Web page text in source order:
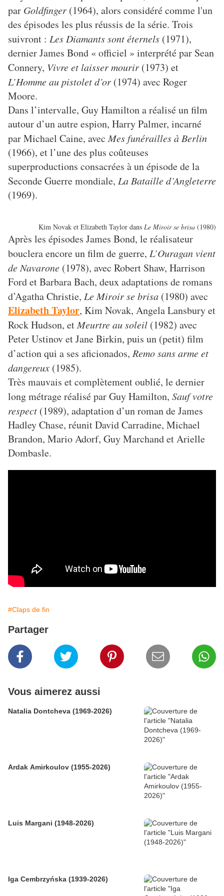
par Goldfinger (1964), alors considéré comme l'un
des épisodes les plus réussis de la série. Trois
suivront : Les Diamants sont éternels (1971),
dernier James Bond « officiel » interprété par Sean
Connery, Vivre et laisser mourir (1973) et
L’Homme au pistolet d’or (1974) avec Roger
Moore.
Dans l’intervalle, Guy Hamilton a réalisé un film
autour d’un autre espion, Harry Palmer, incarné
par Michael Caine, avecMes funérailles à Berlin
(1966), et l’une des plus coûteuses
superproductions consacrées à un épisode de la
Seconde Guerre mondiale, La Bataille d’Angleterre
(1969).
Kim Novak et Elizabeth Taylor dans Le Miroir se brisa (1980)
Après les épisodes James Bond, le réalisateur
bouclera encore un film de guerre, L’Ouragan vient
de Navarone (1978), avec Robert Shaw, Harrison
Ford et Barbara Bach, deux adaptations de romans
d’Agatha Christie, Le Miroir se brisa (1980) avec
Elizabeth Taylor, Kim Novak, Angela Lansbury et
Rock Hudson, etMeurtre au soleil (1982) avec
Peter Ustinov et Jane Birkin, puis un (petit) film
d’action qui a ses aficionados, Remo sans arme et
dangereux (1985).
Très mauvais et complètement oublié, le dernier
long métrage réalisé par Guy Hamilton, Sauf votre
respect (1989), adaptation d’un roman de James
Hadley Chase, réunit David Carradine, Michael
Brandon, Mario Adorf, Guy Marchand et Arielle
Dombasle.
#Claps de fin
Partager
Vous aimerez aussi
Natalia Dontcheva (1969-2026)
Ardak Amirkoulov (1955-2026)
Luis Margani (1948-2026)
Iga Cembrzyńska (1939-2026)